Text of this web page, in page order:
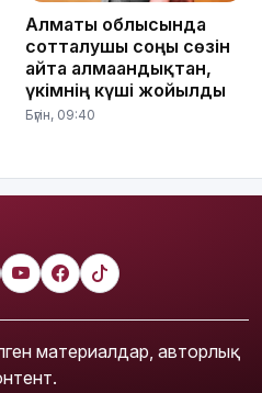
Алматы облысында
сотталушы соңғы сөзін
айта алмағандықтан,
үкімнің күші жойылды
Бүгін, 09:40
материалдар, авторлық